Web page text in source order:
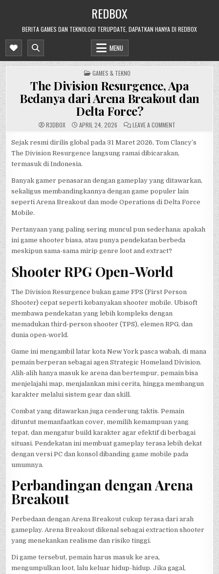
REDBOX
BERITA GAMES DAN TEKNOLOGI TERUPDATE, DAPATKAN HANYA DI REDBOX
MENU
POSTED
IN
GAMES & TEKNO
The Division Resurgence, Apa
Bedanya dari Arena Breakout dan
Delta Force?
R3DB0X APRIL 24, 2026 LEAVE A COMMENT
RESURGENCE,
BEDANYA
DELTA
FORCE?
Sejak resmi dirilis global pada 31 Maret 2026, Tom Clancy’s
The Division Resurgence langsung ramai dibicarakan,
termasuk di Indonesia.
Banyak gamer penasaran dengan gameplay yang ditawarkan,
sekaligus membandingkannya dengan game populer lain
seperti Arena Breakout dan mode Operations di Delta Force
Mobile.
Pertanyaan yang paling sering muncul pun sederhana: apakah
ini game shooter biasa, atau punya pendekatan berbeda
meskipun sama-sama mirip genre loot and extract?
Shooter RPG Open-World
The Division Resurgence bukan game FPS (First Person
Shooter) cepat seperti kebanyakan shooter mobile. Ubisoft
membawa pendekatan yang lebih kompleks dengan
memadukan third-person shooter (TPS), elemen RPG, dan
dunia open-world.
Game ini mengambil latar kota New York pasca wabah, di mana
pemain berperan sebagai agen Strategic Homeland Division.
Alih-alih hanya masuk ke arena dan bertempur, pemain bisa
menjelajahi map, menjalankan misi cerita, hingga membangun
karakter melalui sistem gear dan skill.
Combat yang ditawarkan juga cenderung taktis. Pemain
dituntut memanfaatkan cover, memilih kemampuan yang
tepat, dan mengatur build karakter agar efektif di berbagai
situasi. Pendekatan ini membuat gameplay terasa lebih dekat
dengan versi PC dan konsol dibanding game mobile pada
umumnya.
Perbandingan dengan Arena
Breakout
Perbedaan dengan Arena Breakout cukup terasa dari arah
gameplay. Arena Breakout dikenal sebagai extraction shooter
yang menekankan realisme dan risiko tinggi.
Di game tersebut, pemain harus masuk ke area,
mengumpulkan loot, lalu keluar hidup-hidup. Jika gagal,